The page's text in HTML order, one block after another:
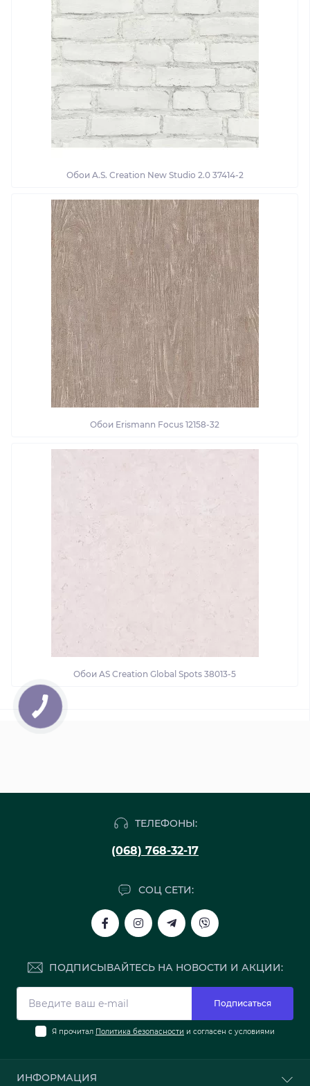
Обои A.S. Creation New Studio 2.0 37414-2
Обои Erismann Focus 12158-32
Обои AS Creation Global Spots 38013-5
ТЕЛЕФОНЫ:
(068) 768-32-17
СОЦ СЕТИ:
ПОДПИСЫВАЙТЕСЬ НА НОВОСТИ И АКЦИИ:
Подписаться
Я прочитал Политика безопасности и согласен с условиями
ИНФОРМАЦИЯ